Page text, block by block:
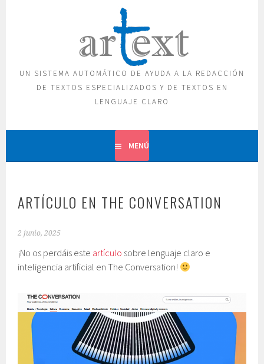
UN SISTEMA AUTOMÁTICO DE AYUDA A LA REDACCIÓN
DE TEXTOS ESPECIALIZADOS Y DE TEXTOS EN
LENGUAJE CLARO
MENÚ
ARTÍCULO EN THE CONVERSATION
2 junio, 2025
¡No os perdáis este artículo sobre lenguaje claro e
inteligencia artificial en The Conversation!